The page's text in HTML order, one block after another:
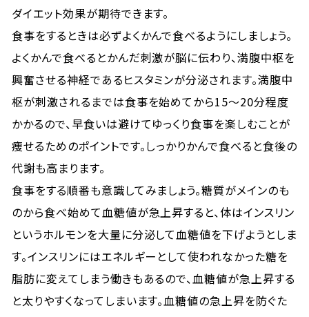
ダイエット効果が期待できます。
食事をするときは必ずよくかんで食べるようにしましょう。
よくかんで食べるとかんだ刺激が脳に伝わり、満腹中枢を
興奮させる神経であるヒスタミンが分泌されます。満腹中
枢が刺激されるまでは食事を始めてから15〜20分程度
かかるので、早食いは避けてゆっくり食事を楽しむことが
痩せるためのポイントです。しっかりかんで食べると食後の
代謝も高まります。
食事をする順番も意識してみましょう。糖質がメインのも
のから食べ始めて血糖値が急上昇すると、体はインスリン
というホルモンを大量に分泌して血糖値を下げようとしま
す。インスリンにはエネルギーとして使われなかった糖を
脂肪に変えてしまう働きもあるので、血糖値が急上昇する
と太りやすくなってしまいます。血糖値の急上昇を防ぐた